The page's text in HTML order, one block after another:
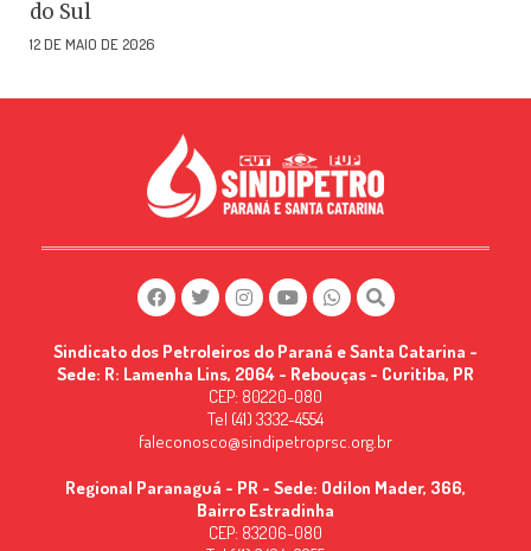
do Sul
12 DE MAIO DE 2026
Sindicato dos Petroleiros do Paraná e Santa Catarina -
Sede: R: Lamenha Lins, 2064 - Rebouças - Curitiba, PR
CEP: 80220-080
Tel (41) 3332-4554
faleconosco@sindipetroprsc.org.br
Regional Paranaguá - PR - Sede: Odilon Mader, 366,
Bairro Estradinha
CEP: 83206-080